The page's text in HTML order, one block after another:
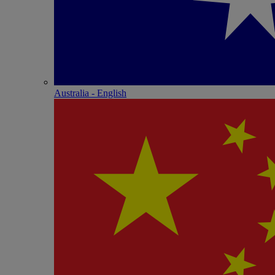
Australia - English